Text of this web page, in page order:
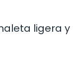
ligera y